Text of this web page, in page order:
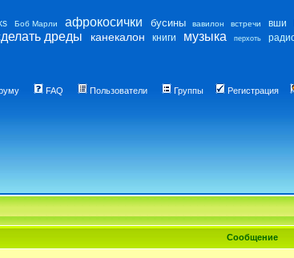
Боб Марли афрокосички бусины вавилон встречи вши
дреды канекалон книги музыка перхоть
FAQ Пользователи Группы Регистрация
Сообщение